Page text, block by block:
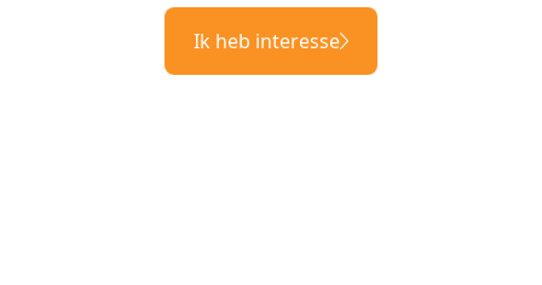
Ik heb interesse